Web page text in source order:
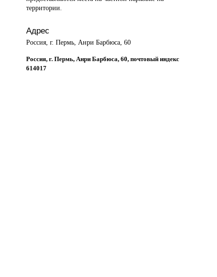
территории.
Адрес
Россия, г. Пермь, Анри Барбюса, 60
Россия, г. Пермь, Анри Барбюса, 60, почтовый индекс
614017